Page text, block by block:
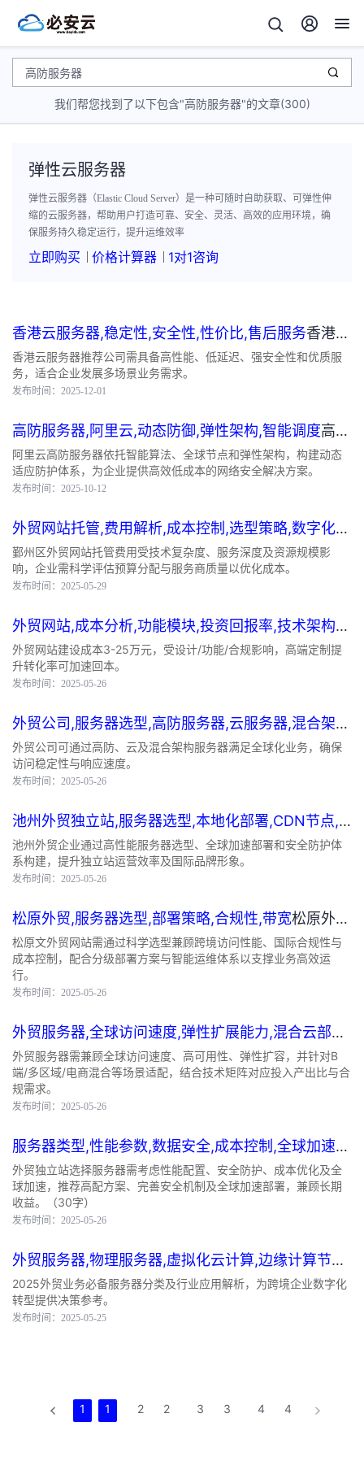
我们帮您找到了以下包含"高防服务器"的文章(300)
弹性云服务器
弹性云服务器（Elastic Cloud Server）是一种可随时自助获取、可弹性伸
缩的云服务器，帮助用户打造可靠、安全、灵活、高效的应用环境，确
保服务持久稳定运行，提升运维效率
立即购买 价格计算器 1对1咨询
香港云服务器,稳定性,安全性,性价比,售后服务香港云
服务器推荐公司
香港云服务器推荐公司需具备高性能、低延迟、强安全性和优质服
务，适合企业发展多场景业务需求。
发布时间：2025-12-01
高防服务器,阿里云,动态防御,弹性架构,智能调度高防
服务器 阿里云
阿里云高防服务器依托智能算法、全球节点和弹性架构，构建动态
适应防护体系，为企业提供高效低成本的网络安全解决方案。
发布时间：2025-10-12
外贸网站托管,费用解析,成本控制,选型策略,数字化转
型鄞州区外贸网站托管费用
鄞州区外贸网站托管费用受技术复杂度、服务深度及资源规模影
响，企业需科学评估预算分配与服务商质量以优化成本。
发布时间：2025-05-29
外贸网站,成本分析,功能模块,投资回报率,技术架构做
个外贸网站多少钱
外贸网站建设成本3-25万元，受设计/功能/合规影响，高端定制提
升转化率可加速回本。
发布时间：2025-05-26
外贸公司,服务器选型,高防服务器,云服务器,混合架构
外贸公司用什么服务器好
外贸公司可通过高防、云及混合架构服务器满足全球化业务，确保
访问稳定性与响应速度。
发布时间：2025-05-26
池州外贸独立站,服务器选型,本地化部署,CDN节点,
云原生架构池州外贸独立站建站服务器
池州外贸企业通过高性能服务器选型、全球加速部署和安全防护体
系构建，提升独立站运营效率及国际品牌形象。
发布时间：2025-05-26
松原外贸,服务器选型,部署策略,合规性,带宽松原外贸
网站建站服务器
松原文外贸网站需通过科学选型兼顾跨境访问性能、国际合规性与
成本控制，配合分级部署方案与智能运维体系以支撑业务高效运
行。
发布时间：2025-05-26
外贸服务器,全球访问速度,弹性扩展能力,混合云部
署,7×24小时可靠性做外贸用哪种服务器最好
外贸服务器需兼顾全球访问速度、高可用性、弹性扩容，并针对B
端/多区域/电商混合等场景适配，结合技术矩阵对应投入产出比与合
规需求。
发布时间：2025-05-26
服务器类型,性能参数,数据安全,成本控制,全球加速外
贸独立站建站服务器
外贸独立站选择服务器需考虑性能配置、安全防护、成本优化及全
球加速，推荐高配方案、完善安全机制及全球加速部署，兼顾长期
收益。（30字）
发布时间：2025-05-26
外贸服务器,物理服务器,虚拟化云计算,边缘计算节点,
高并发处理架构外贸服务器类型分类表
2025外贸业务必备服务器分类及行业应用解析，为跨境企业数字化
转型提供决策参考。
发布时间：2025-05-25
1 1 2 2 3 3 4 4